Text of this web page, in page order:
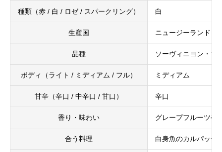
種類（赤 / 白 / ロゼ / スパークリング） 白
生産国 ニュージーランド
品種 ソーヴィニヨン・ブ
ボディ（ライト / ミディアム / フル） ミディアム
甘辛（辛口 / 中辛口 / 甘口） 辛口
香り・味わい グレープフルーツや
合う料理 白身魚のカルパッチ